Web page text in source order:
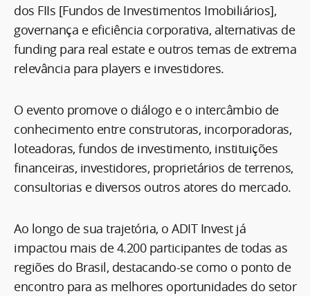
dos FIIs [Fundos de Investimentos Imobiliários],
governança e eficiência corporativa, alternativas de
funding para real estate e outros temas de extrema
relevância para players e investidores.
O evento promove o diálogo e o intercâmbio de
conhecimento entre construtoras, incorporadoras,
loteadoras, fundos de investimento, instituições
financeiras, investidores, proprietários de terrenos,
consultorias e diversos outros atores do mercado.
Ao longo de sua trajetória, o ADIT Invest já
impactou mais de 4.200 participantes de todas as
regiões do Brasil, destacando-se como o ponto de
encontro para as melhores oportunidades do setor